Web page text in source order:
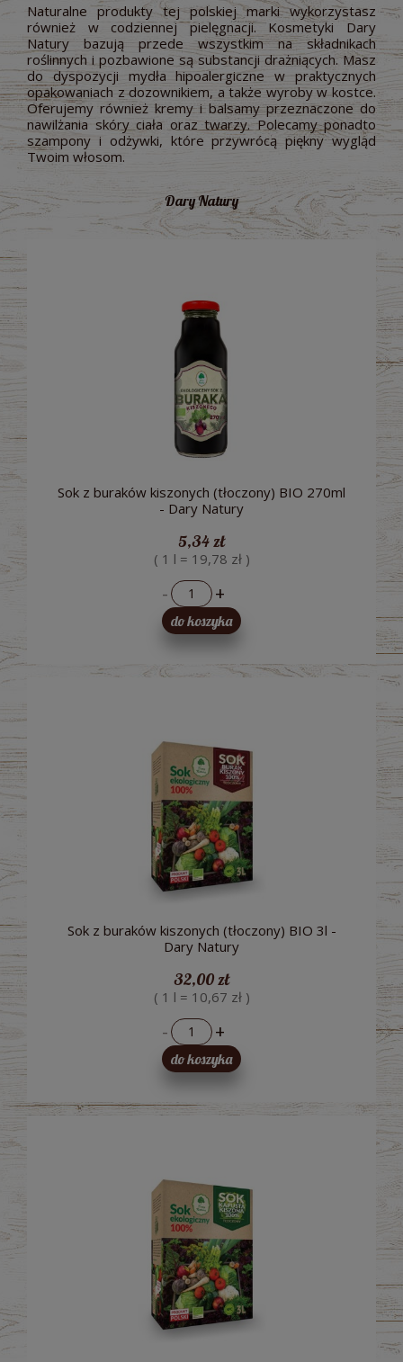
Naturalne produkty tej polskiej marki wykorzystasz
również w codziennej pielęgnacji. Kosmetyki Dary
Natury bazują przede wszystkim na składnikach
roślinnych i pozbawione są substancji drażniących. Masz
do dyspozycji mydła hipoalergiczne w praktycznych
opakowaniach z dozownikiem, a także wyroby w kostce.
Oferujemy również kremy i balsamy przeznaczone do
nawilżania skóry ciała oraz twarzy. Polecamy ponadto
szampony i odżywki, które przywrócą piękny wygląd
Twoim włosom.
Dary Natury
Sok z buraków kiszonych (tłoczony) BIO 270ml
- Dary Natury
5,34 zł
( 1 l = 19,78 zł )
- +
do koszyka
Sok z buraków kiszonych (tłoczony) BIO 3l -
Dary Natury
32,00 zł
( 1 l = 10,67 zł )
- +
do koszyka